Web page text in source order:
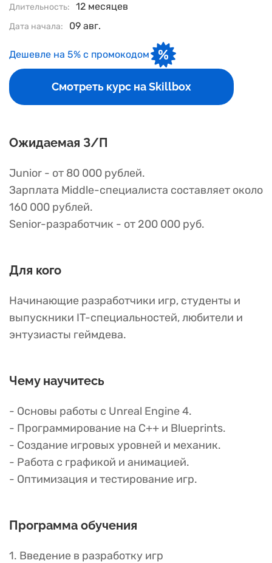
Длительность: 12 месяцев
Дата начала: 09 авг.
Дешевле на 5% с промокодом
Смотреть курс на Skillbox
Ожидаемая З/П
Junior - от 80 000 рублей.
Зарплата Middle-специалиста составляет около
160 000 рублей.
Senior-разработчик - от 200 000 руб.
Для кого
Начинающие разработчики игр, студенты и
выпускники IT-специальностей, любители и
энтузиасты геймдева.
Чему научитесь
- Основы работы с Unreal Engine 4.
- Программирование на C++ и Blueprints.
- Создание игровых уровней и механик.
- Работа с графикой и анимацией.
- Оптимизация и тестирование игр.
Программа обучения
1. Введение в разработку игр